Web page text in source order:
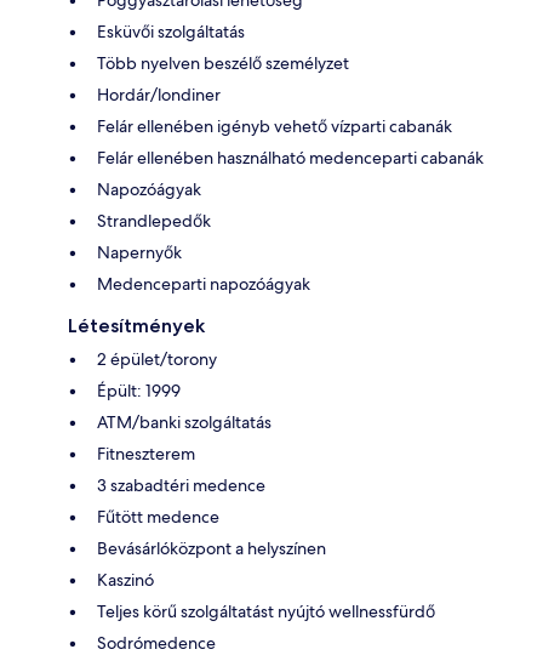
Esküvői szolgáltatás
Több nyelven beszélő személyzet
Hordár/londiner
Felár ellenében igényb vehető vízparti cabanák
Felár ellenében használható medenceparti cabanák
Napozóágyak
Strandlepedők
Napernyők
Medenceparti napozóágyak
Létesítmények
2 épület/torony
Épült: 1999
ATM/banki szolgáltatás
Fitneszterem
3 szabadtéri medence
Fűtött medence
Bevásárlóközpont a helyszínen
Kaszinó
Teljes körű szolgáltatást nyújtó wellnessfürdő
Sodrómedence